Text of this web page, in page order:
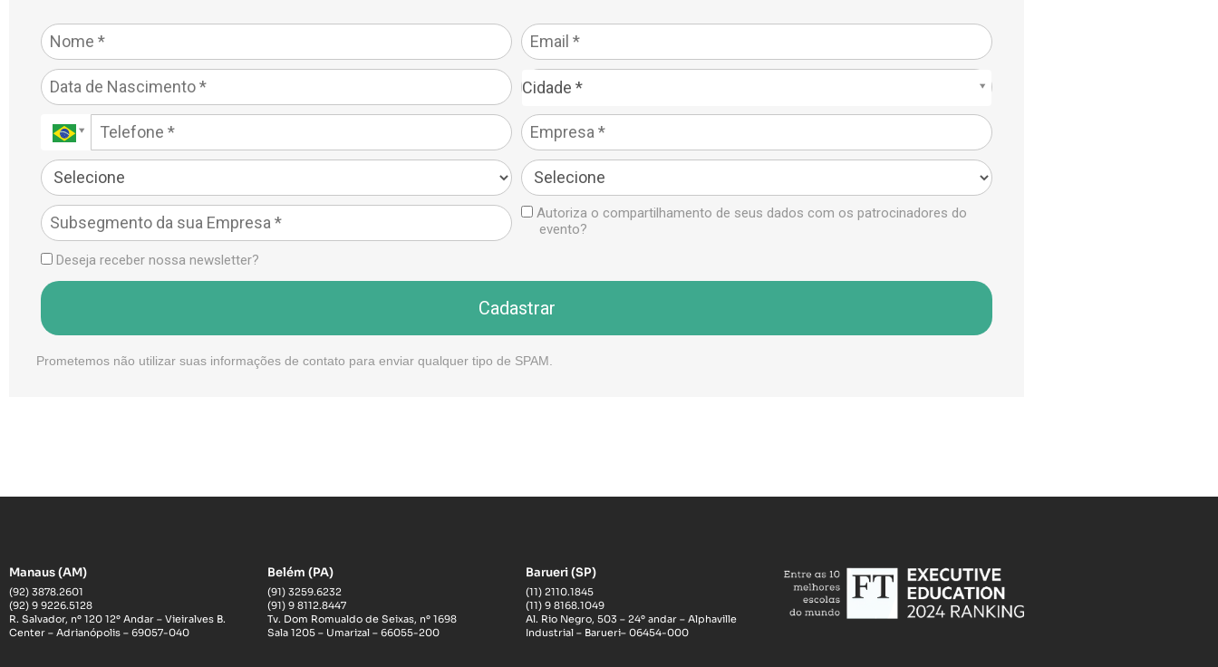
Cidade *
Cidade*
Autoriza o compartilhamento de seus dados com os patrocinadores do
evento?
Deseja receber nossa newsletter?
Cadastrar
Prometemos não utilizar suas informações de contato para enviar qualquer tipo de SPAM.
Manaus (AM)
(92) 3878.2601
(92) 9 9226.5128
R. Salvador, nº 120 12º Andar – Vieiralves B.
Center – Adrianópolis – 69057-040
Belém (PA)
(91) 3259.6232
(91) 9 8112.8447
Tv. Dom Romualdo de Seixas, nº 1698
Sala 1205 – Umarizal – 66055-200
Barueri (SP)
(11) 2110.1845
(11) 9 8168.1049
Al. Rio Negro, 503 – 24º andar – Alphaville
Industrial – Barueri– 06454-000